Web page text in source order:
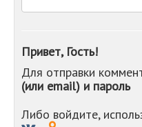
Привет, Гость!
Для отправки
(или email) и пароль
Либо войдите,